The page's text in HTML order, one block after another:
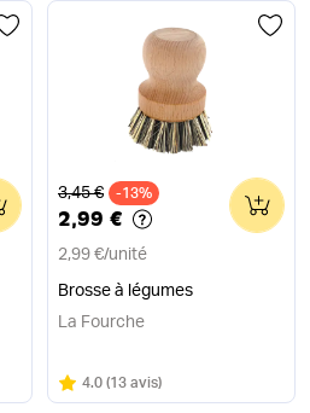
Ancien prix
3,45 € -13%
2,99 €
2,99 €/unité
Brosse à légumes
0
La Fourche
Note
4.0 sur 5
(13 avis)